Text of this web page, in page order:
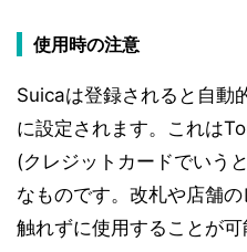
使用時の注意
Suicaは登録されると自動
に設定されます。これは
(クレジットカードでいう
なものです。改札や店舗
触れずに使用することが可